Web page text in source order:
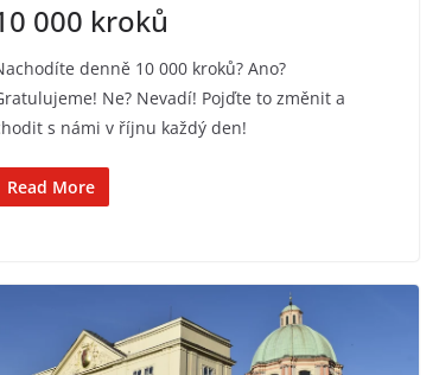
000 kroků
denně 10 000 kroků? Ano?
Ne? Nevadí! Pojďte to změnit a
s námi v říjnu každý den!
Read More